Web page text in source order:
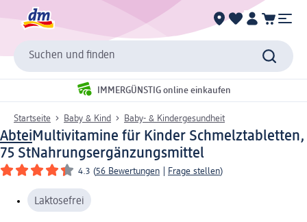
Suchen und finden
IMMERGÜNSTIG online einkaufen
Startseite Baby & Kind Baby- & Kindergesundheit
AbteiMultivitamine für Kinder Schmelztabletten,
75 StNahrungsergänzungsmittel
4.3 (56 Bewertungen Frage stellen)
Laktosefrei